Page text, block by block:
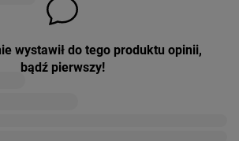
wystawił do tego produktu opinii,
bądź pierwszy!